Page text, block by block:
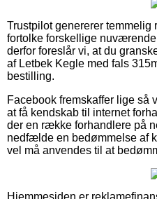
Trustpilot genererer temmelig
fortolke forskellige
derfor foreslår vi, at du
af Letbek Kegle med fals
bestilling.
Facebook fremskaffer lige så
at få kendskab til internet
der en række forhandlere på
nedfælde en bedømmelse af
vel må anvendes til at
Hjemmesiden er